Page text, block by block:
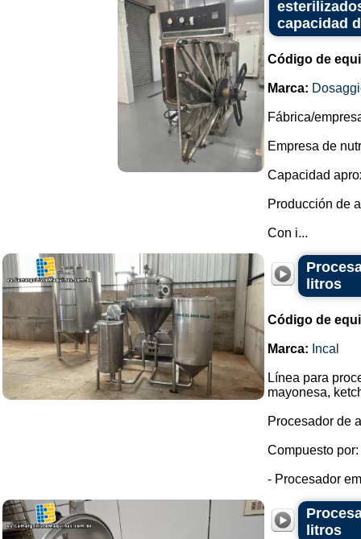
capacidad
Código de
Marca:
Fábrica/
Empresa de
Capacidad
Producción de
Con i...
litros
Código de
Marca: Incal
Línea para
mayonesa,
Procesador de
Compuesto por:
- Procesador
litros